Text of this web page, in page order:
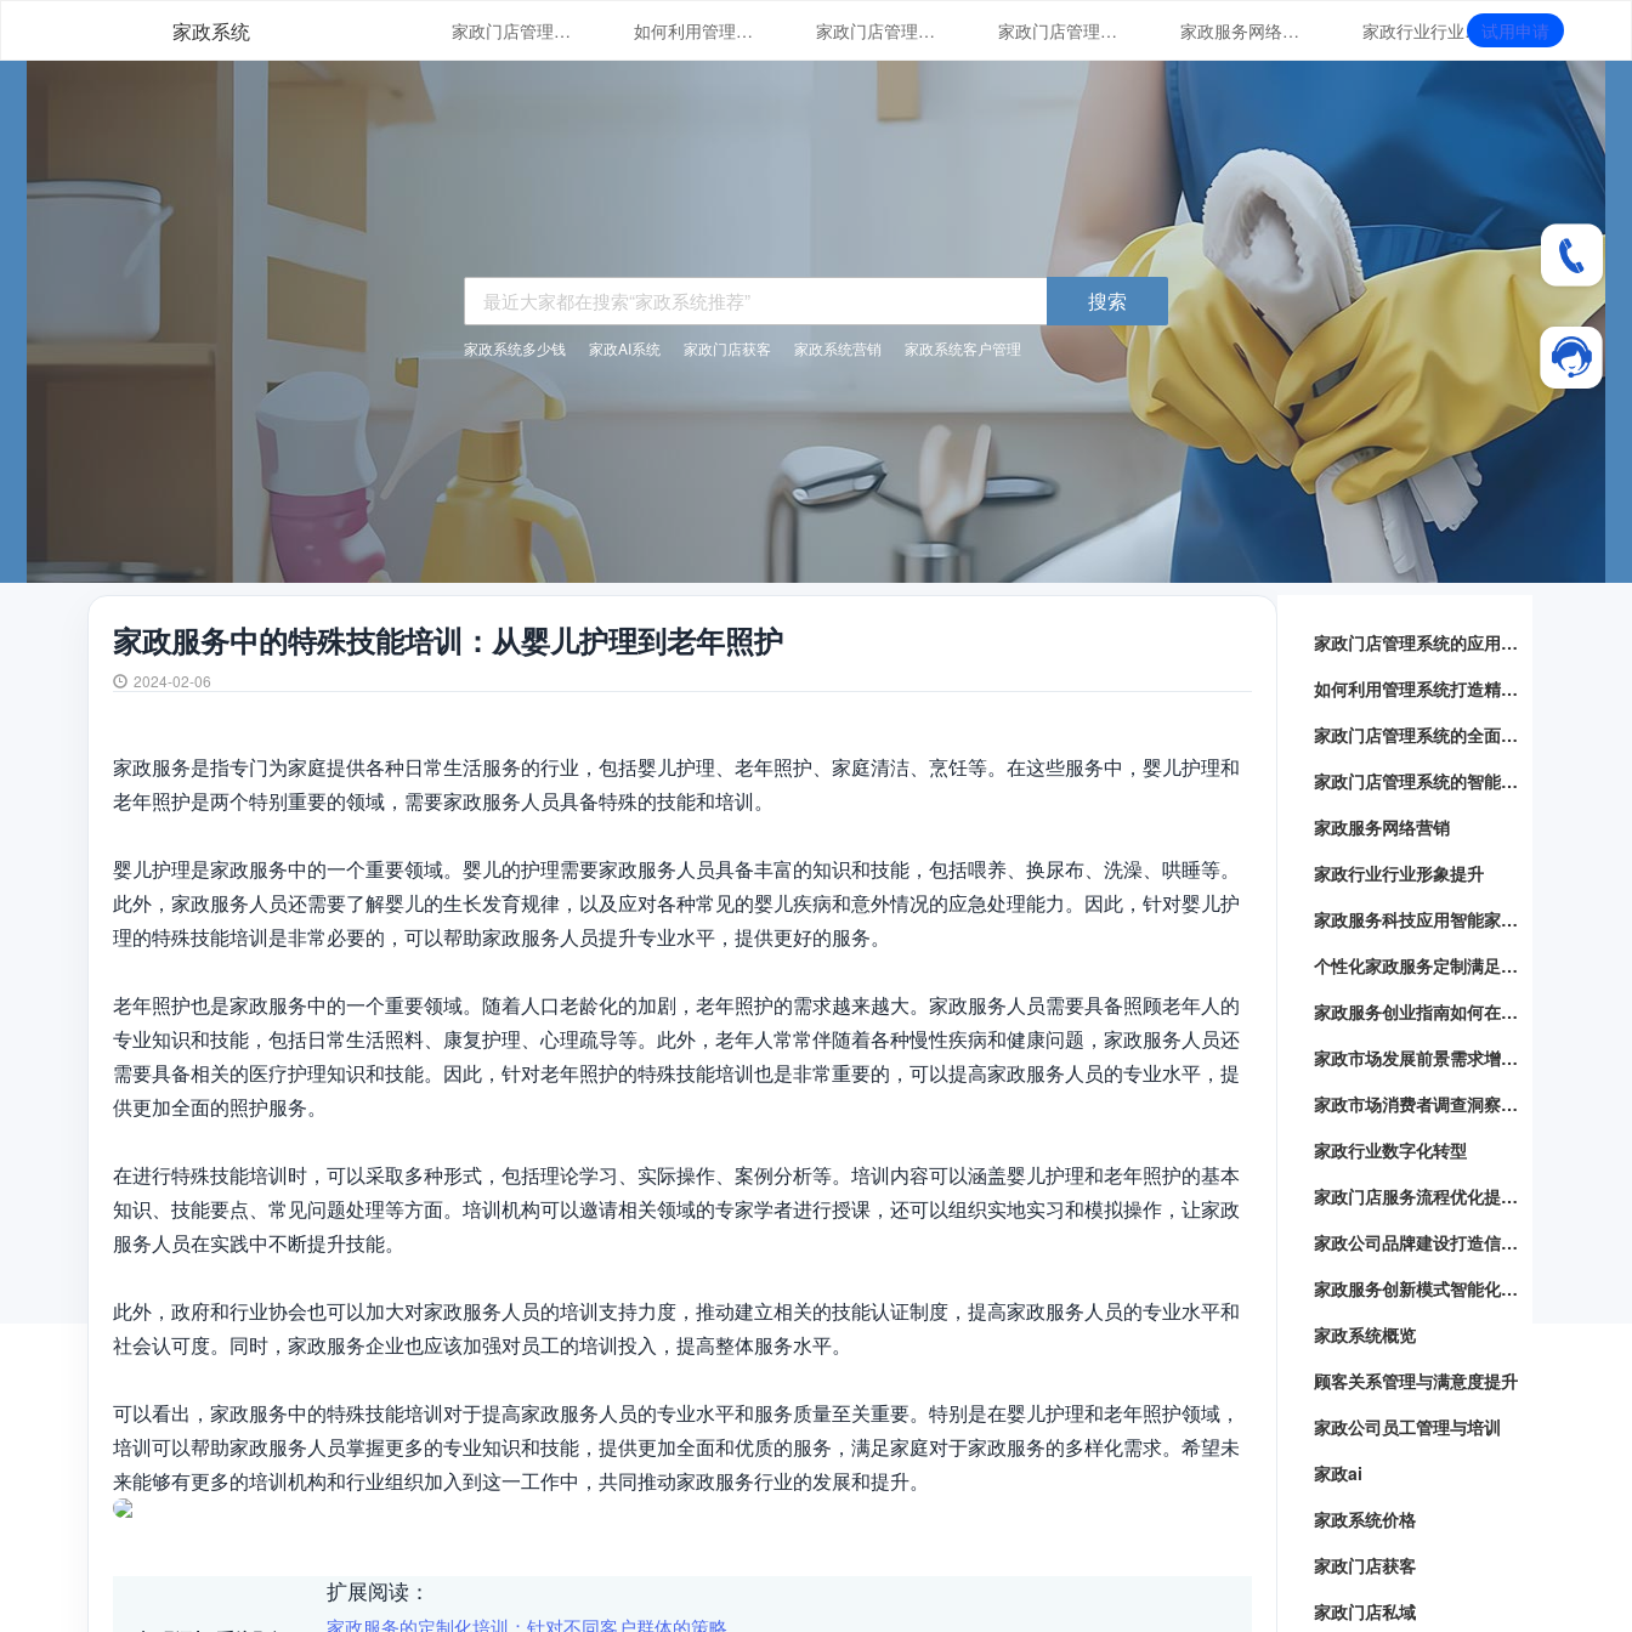
家政系统 家政门店管理系统的应用与优势 如何利用管理系统打造精细化家政服务 家政门店管理系统的全面解析 家政门店管理系统的智能化运用 家政服务网络营销 家政行业行业形象提升 试用申请
搜索
家政系统多少钱 家政AI系统 家政门店获客 家政系统营销 家政系统客户管理
家政服务中的特殊技能培训：从婴儿护理到老年照护
2024-02-06
家政服务是指专门为家庭提供各种日常生活服务的行业，包括婴儿护理、老年照护、家庭清洁、烹饪等。在这些服务中，婴儿护理和
老年照护是两个特别重要的领域，需要家政服务人员具备特殊的技能和培训。
婴儿护理是家政服务中的一个重要领域。婴儿的护理需要家政服务人员具备丰富的知识和技能，包括喂养、换尿布、洗澡、哄睡等。
此外，家政服务人员还需要了解婴儿的生长发育规律，以及应对各种常见的婴儿疾病和意外情况的应急处理能力。因此，针对婴儿护
理的特殊技能培训是非常必要的，可以帮助家政服务人员提升专业水平，提供更好的服务。
老年照护也是家政服务中的一个重要领域。随着人口老龄化的加剧，老年照护的需求越来越大。家政服务人员需要具备照顾老年人的
专业知识和技能，包括日常生活照料、康复护理、心理疏导等。此外，老年人常常伴随着各种慢性疾病和健康问题，家政服务人员还
需要具备相关的医疗护理知识和技能。因此，针对老年照护的特殊技能培训也是非常重要的，可以提高家政服务人员的专业水平，提
供更加全面的照护服务。
在进行特殊技能培训时，可以采取多种形式，包括理论学习、实际操作、案例分析等。培训内容可以涵盖婴儿护理和老年照护的基本
知识、技能要点、常见问题处理等方面。培训机构可以邀请相关领域的专家学者进行授课，还可以组织实地实习和模拟操作，让家政
服务人员在实践中不断提升技能。
此外，政府和行业协会也可以加大对家政服务人员的培训支持力度，推动建立相关的技能认证制度，提高家政服务人员的专业水平和
社会认可度。同时，家政服务企业也应该加强对员工的培训投入，提高整体服务水平。
可以看出，家政服务中的特殊技能培训对于提高家政服务人员的专业水平和服务质量至关重要。特别是在婴儿护理和老年照护领域，
培训可以帮助家政服务人员掌握更多的专业知识和技能，提供更加全面和优质的服务，满足家庭对于家政服务的多样化需求。希望未
来能够有更多的培训机构和行业组织加入到这一工作中，共同推动家政服务行业的发展和提升。
扩展阅读：
家政服务的定制化培训：针对不同客户群体的策略
家政门店管理系统的应用与优势
如何利用管理系统打造精细化家政服务
家政门店管理系统的全面解析
家政门店管理系统的智能化运用
家政服务网络营销
家政行业行业形象提升
家政服务科技应用智能家居设备助力家政服务提升效率
个性化家政服务定制满足不同家庭需求的定制化服务方案
家政服务创业指南如何在竞争激烈的市场中脱颖而出
家政市场发展前景需求增长背后的商机与挑战
家政市场消费者调查洞察顾客需求，优化服务体验
家政行业数字化转型
家政门店服务流程优化提升客户满意度与服务效率
家政公司品牌建设打造信赖与专业并重的家政服务品牌
家政服务创新模式智能化系统下的家务管理新趋势
家政系统概览
顾客关系管理与满意度提升
家政公司员工管理与培训
家政ai
家政系统价格
家政门店获客
家政门店私域